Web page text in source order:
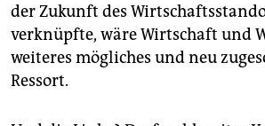
der Zukunft des
verknüpfte, wäre Wirtschaft und
weiteres mögliches und neu
Ressort.